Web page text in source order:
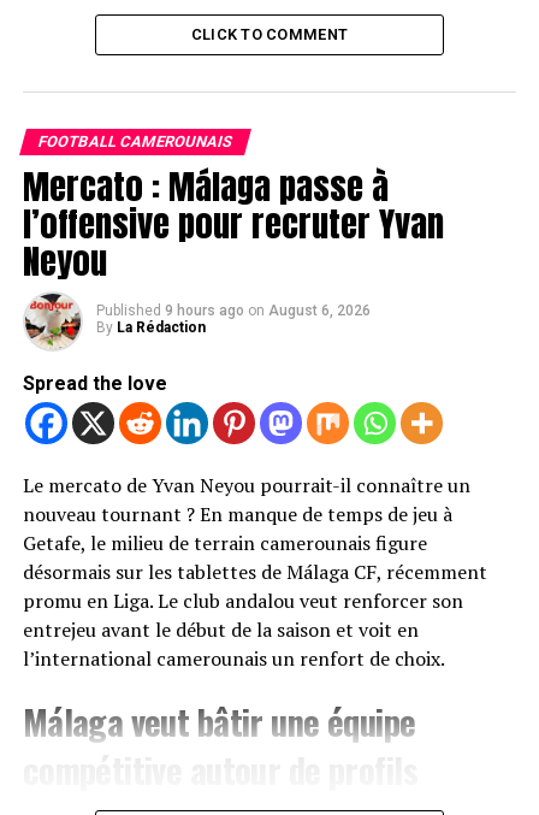
CLICK TO COMMENT
FOOTBALL CAMEROUNAIS
Mercato : Málaga passe à
l’offensive pour recruter Yvan
Neyou
Published 9 hours ago on August 6, 2026
By La Rédaction
Spread the love
Le mercato de Yvan Neyou pourrait-il connaître un
nouveau tournant ? En manque de temps de jeu à
Getafe, le milieu de terrain camerounais figure
désormais sur les tablettes de Málaga CF, récemment
promu en Liga. Le club andalou veut renforcer son
entrejeu avant le début de la saison et voit en
l’international camerounais un renfort de choix.
Málaga veut bâtir une équipe